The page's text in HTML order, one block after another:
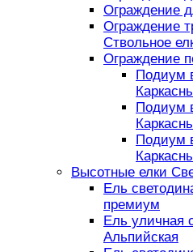
Ограждение
Ограждение
Ствольное
Ограждение
Подиум
Подиум
Подиум
Высотные елки
Ель
премиум
Ель уличная
Альпийская